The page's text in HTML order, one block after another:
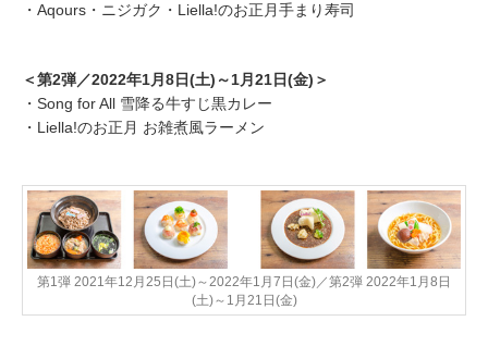
・Aqours・ニジガク・Liella!のお正月手まり寿司
＜第2弾／2022年1月8日(土)～1月21日(金)＞
・Song for All 雪降る牛すじ黒カレー
・Liella!のお正月 お雑煮風ラーメン
第1弾 2021年12月25日(土)～2022年1月7日(金)／第2弾 2022年1月8日
(土)～1月21日(金)